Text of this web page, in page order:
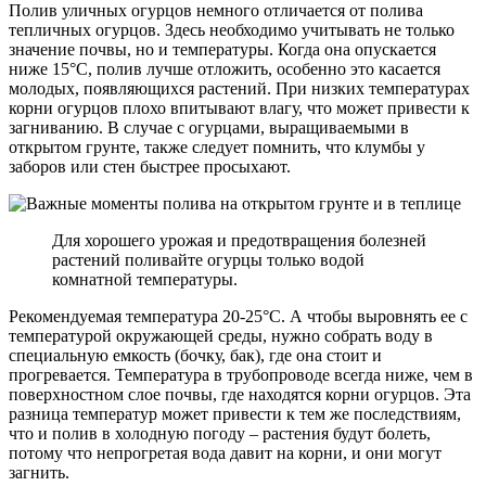
Полив уличных огурцов немного отличается от полива
тепличных огурцов. Здесь необходимо учитывать не только
значение почвы, но и температуры. Когда она опускается
ниже 15°С, полив лучше отложить, особенно это касается
молодых, появляющихся растений. При низких температурах
корни огурцов плохо впитывают влагу, что может привести к
загниванию. В случае с огурцами, выращиваемыми в
открытом грунте, также следует помнить, что клумбы у
заборов или стен быстрее просыхают.
Для хорошего урожая и предотвращения болезней
растений поливайте огурцы только водой
комнатной температуры.
Рекомендуемая температура 20-25°С. А чтобы выровнять ее с
температурой окружающей среды, нужно собрать воду в
специальную емкость (бочку, бак), где она стоит и
прогревается. Температура в трубопроводе всегда ниже, чем в
поверхностном слое почвы, где находятся корни огурцов. Эта
разница температур может привести к тем же последствиям,
что и полив в холодную погоду – растения будут болеть,
потому что непрогретая вода давит на корни, и они могут
загнить.